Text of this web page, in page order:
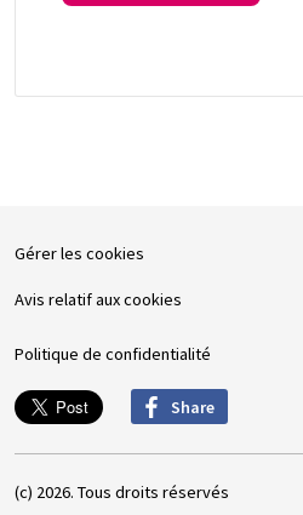
Gérer les cookies
Avis relatif aux cookies
Politique de confidentialité
Share
(c) 2026. Tous droits réservés